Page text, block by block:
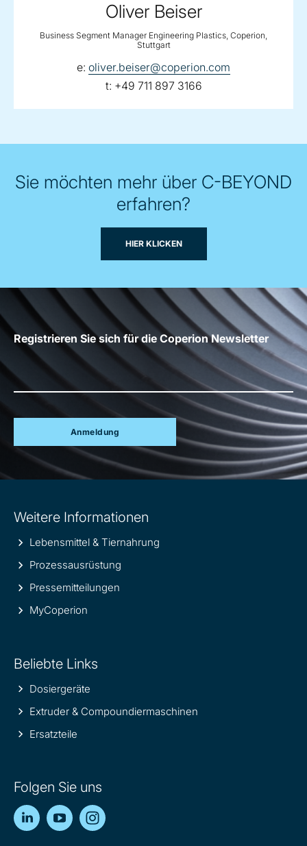
Oliver Beiser
Business Segment Manager Engineering Plastics, Coperion,
Stuttgart
e: email:
oliver.beiser@coperion.com
t: telephone:
+49 711 897 3166
Sie möchten mehr über C-BEYOND
erfahren?
HIER KLICKEN
Registrieren Sie sich für die Coperion Newsletter
Anmeldung
information
Weitere Informationen
Lebensmittel & Tiernahrung
Prozessausrüstung
Pressemitteilungen
MyCoperion
Beliebte Links
Dosiergeräte
Extruder & Compoundiermaschinen
Ersatzteile
Folgen Sie uns
LinkedInYouTube